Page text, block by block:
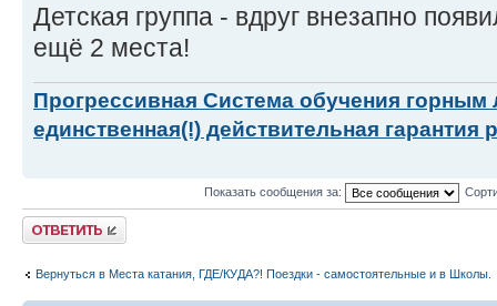
Детская группа - вдруг внезапно
ещё 2 места!
Прогрессивная Система обучения
единственная(!) действительная гарантия
Показать сообщения за:
Ответить
Вернуться в Места катания, ГДЕ/КУДА?! Поездки - самостоятельные и в Школы.